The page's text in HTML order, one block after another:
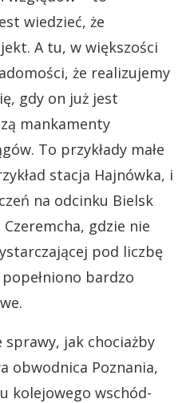
wiedzieć, że
A tu, w większości
że realizujemy
gdy on już jest
mankamenty
To przykłady małe
stacja Hajnówka, i
na odcinku Bielsk
gdzie nie
pod liczbę
bardzo
sprawy, jak chociażby
obwodnica Poznania,
kolejowego wschód-